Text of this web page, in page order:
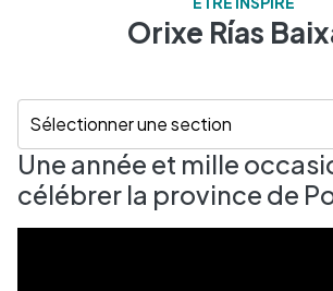
Orixe Rías
Une année et mille
célébrer la province de